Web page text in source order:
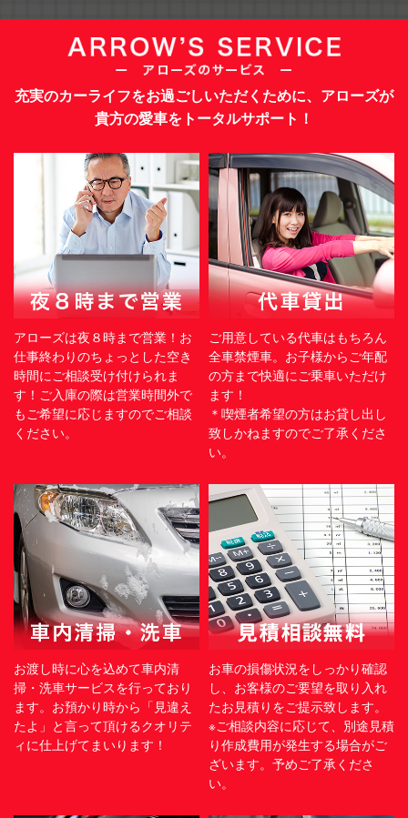
充実のカーライフをお過ごしいただくために、アローズが
貴方の愛車をトータルサポート！
アローズは夜８時まで営業！お
仕事終わりのちょっとした空き
時間にご相談受け付けられま
す！ご入庫の際は営業時間外で
もご希望に応じますのでご相談
ください。
ご用意している代車はもちろん
全車禁煙車。お子様からご年配
の方まで快適にご乗車いただけ
ます！
＊喫煙者希望の方はお貸し出し
致しかねますのでご了承くださ
い。
お渡し時に心を込めて車内清
掃・洗車サービスを行っており
ます。お預かり時から「見違え
たよ」と言って頂けるクオリテ
ィに仕上げてまいります！
お車の損傷状況をしっかり確認
し、お客様のご要望を取り入れ
たお見積りをご提示致します。
※ご相談内容に応じて、別途見積
り作成費用が発生する場合がご
ざいます。予めご了承くださ
い。